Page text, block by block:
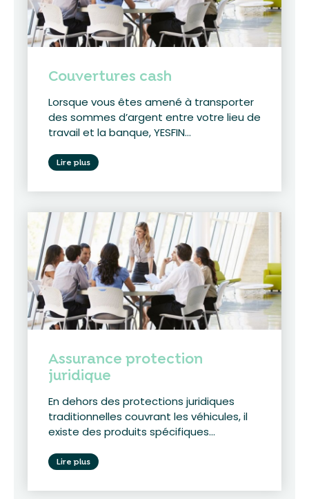
Couvertures cash
Lorsque vous êtes amené à transporter
des sommes d’argent entre votre lieu de
travail et la banque, YESFIN...
Lire plus
Assurance protection
juridique
En dehors des protections juridiques
traditionnelles couvrant les véhicules, il
existe des produits spécifiques...
Lire plus